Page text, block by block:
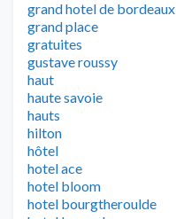
grand hotel de bordeaux
grand place
gratuites
gustave roussy
haut
haute savoie
hauts
hilton
hôtel
hotel ace
hotel bloom
hotel bourgtheroulde